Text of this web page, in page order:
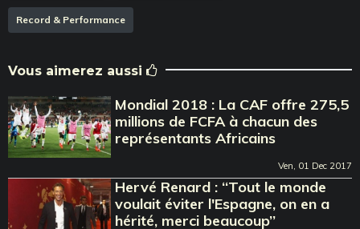
Record & Performance
Vous aimerez aussi
Mondial 2018 : La CAF offre 275,5
millions de FCFA à chacun des
représentants Africains
Ven, 01 Dec 2017
Hervé Renard : ‘‘Tout le monde
voulait éviter l'Espagne, on en a
hérité, merci beaucoup’’